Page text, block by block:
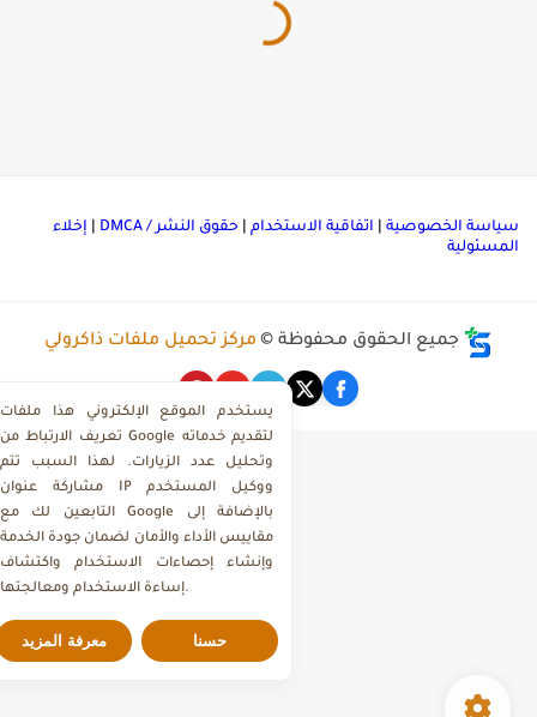
الخصوصية|اتفاقية الاستخدام|حقوق النشر / DMCA |إخلاء
جميع الحقوق محفوظة © مركز تحميل ملفات ذاكرولي
يستخدم الموقع الإلكتروني هذا ملفات
تعريف الارتباط من Google لتقديم خدماته
وتحليل عدد الزيارات. لهذا السبب تتم
مشاركة عنوان IP ووكيل المستخدم
التابعين لك مع Google بالإضافة إلى
مقاييس الأداء والأمان لضمان جودة الخدمة
وإنشاء إحصاءات الاستخدام واكتشاف
معرفة المزيد حسنا